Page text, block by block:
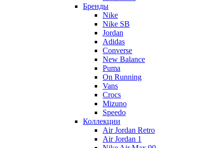
Бренды
Nike
Nike SB
Jordan
Adidas
Converse
New Balance
Puma
On Running
Vans
Crocs
Mizuno
Speedo
Коллекции
Air Jordan Retro
Air Jordan 1